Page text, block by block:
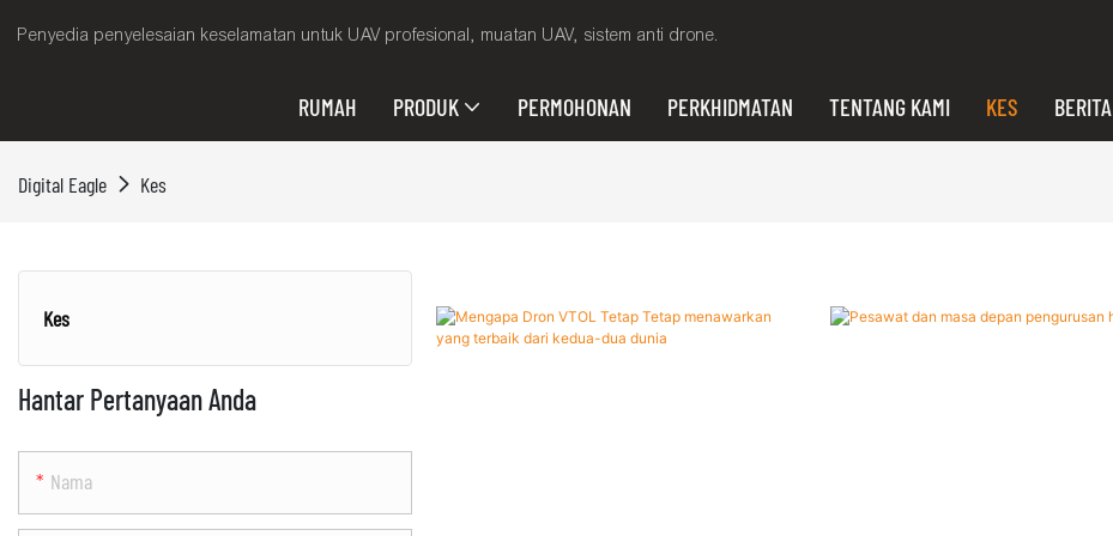
Penyedia penyelesaian keselamatan untuk UAV profesional, muatan UAV, sistem anti drone.
RUMAH PRODUK PERMOHONAN PERKHIDMATAN TENTANG KAMI KES BERITA
Digital Eagle Kes
Kes
Hantar Pertanyaan Anda
Nama